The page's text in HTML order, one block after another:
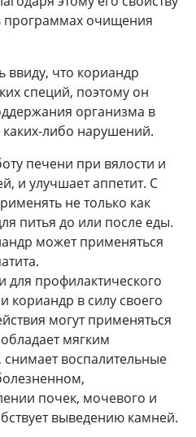
программах очищения
ввиду, что кориандр
специй, поэтому он
организма в
либо нарушений.
печени при вялости и
и улучшает аппетит. С
не только как
питья до или после еды.
может применяться
для профилактического
кориандр в силу своего
могут применяться
мягким
воспалительные
почек, мочевого и
выведению камней.